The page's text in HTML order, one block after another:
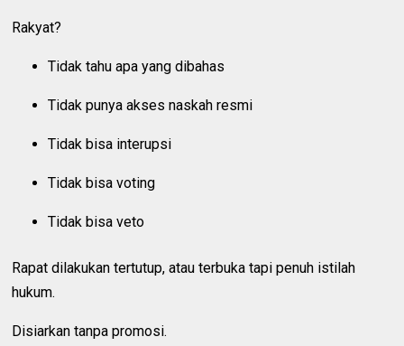
Rakyat?
Tidak tahu apa yang dibahas
Tidak punya akses naskah resmi
Tidak bisa interupsi
Tidak bisa voting
Tidak bisa veto
Rapat dilakukan tertutup, atau terbuka tapi penuh istilah
hukum.
Disiarkan tanpa promosi.